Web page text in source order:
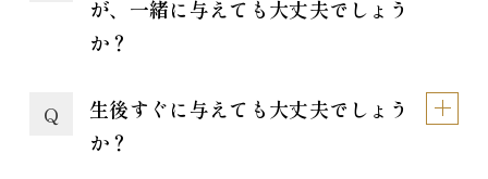
が、一緒に与えても大丈夫でしょう
か？
Q
生後すぐに与えても大丈夫でしょう
か？